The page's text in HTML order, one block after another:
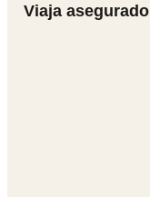
Viaja asegurado